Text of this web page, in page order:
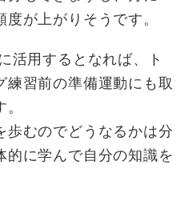
が上がりそうです。
活用するとなれば、ト
練習前の準備運動にも取
歩むのでどうなるかは分
的に学んで自分の知識を